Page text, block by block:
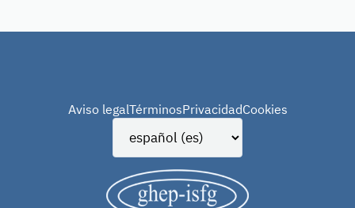
Aviso legalTérminosPrivacidadCookies